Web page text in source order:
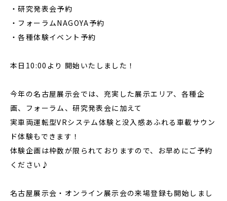
・研究発表会予約
・フォーラムNAGOYA予約
・各種体験イベント予約
本日10:00より 開始いたしました！
今年の名古屋展示会では、充実した展示エリア、各種企
画、フォーラム、研究発表会に加えて
実車両運転型VRシステム体験と没入感あふれる車載サウン
ド体験もできます！
体験企画は枠数が限られておりますので、お早めにご予約
ください♪
名古屋展示会・オンライン展示会の来場登録も開始しまし